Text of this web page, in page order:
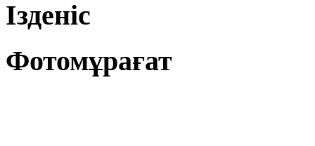
Ізденіс
Фотомұрағат